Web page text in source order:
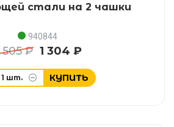
стали на 2 чашки
940844
505 ₽ 1 304 ₽
1 шт. КУПИТЬ